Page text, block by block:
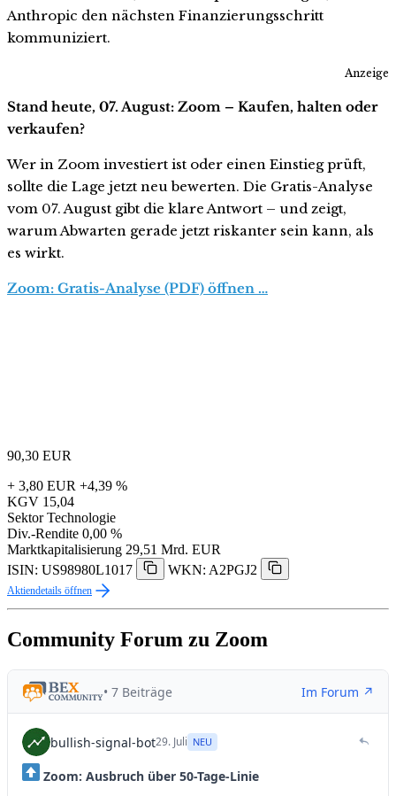
Anthropic den nächsten Finanzierungsschritt
kommuniziert.
Anzeige
Stand heute, 07. August: Zoom – Kaufen, halten oder
verkaufen?
Wer in Zoom investiert ist oder einen Einstieg prüft,
sollte die Lage jetzt neu bewerten. Die Gratis-Analyse
vom 07. August gibt die klare Antwort – und zeigt,
warum Abwarten gerade jetzt riskanter sein kann, als
es wirkt.
Zoom: Gratis-Analyse (PDF) öffnen …
90,30 EUR
+ 3,80 EUR +4,39 %
KGV 15,04
Sektor Technologie
Div.-Rendite 0,00 %
Marktkapitalisierung 29,51 Mrd. EUR
ISIN: US98980L1017
WKN: A2PGJ2
Aktiendetails öffnen
Community Forum zu Zoom